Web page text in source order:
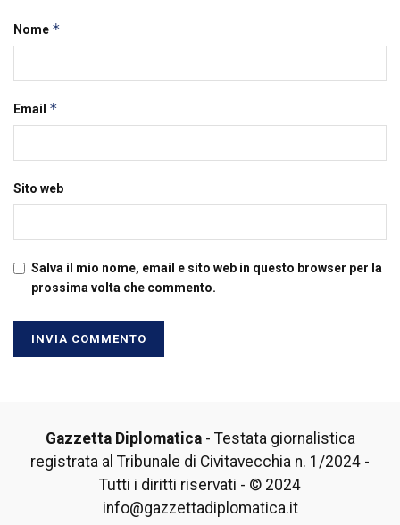
Nome *
Email *
Sito web
Salva il mio nome, email e sito web in questo browser per la
prossima volta che commento.
Gazzetta Diplomatica- Testata giornalistica
registrata al Tribunale di Civitavecchia n. 1/2024 -
Tutti i diritti riservati - © 2024
info@gazzettadiplomatica.it